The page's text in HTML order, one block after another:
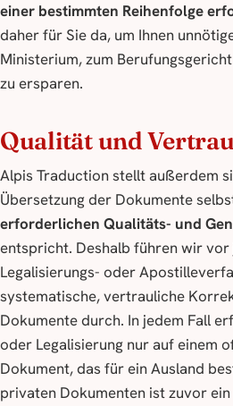
einer bestimmten Reihenfolge
daher für Sie da, um Ihnen
Ministerium, zum
zu ersparen.
Qualität und
Alpis Traduction stellt außerdem
Übersetzung der Dokumente
erforderlichen Qualitäts- und
entspricht. Deshalb führen wir vor
Legalisierungs- oder
systematische, vertrauliche
Dokumente durch. In jedem Fall
oder Legalisierung nur auf einem
Dokument, das für ein Ausland
privaten Dokumenten ist zuvor ein